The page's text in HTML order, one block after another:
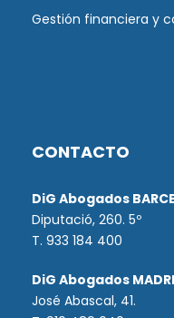
Gestión financiera y
CONTACTO
DiG Abogados
Diputació, 260. 5º
T. 933 184 400
DiG Abogados
José Abascal, 41.